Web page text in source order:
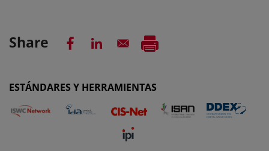
Share
ESTÁNDARES Y HERRAMIENTAS